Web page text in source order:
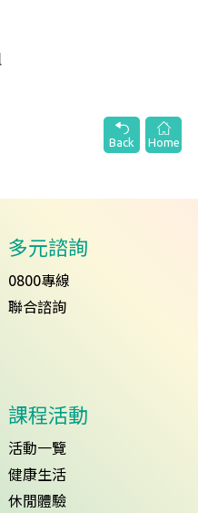
Back Home
多元諮詢
0800專線
聯合諮詢
課程活動
活動一覽
健康生活
休閒體驗